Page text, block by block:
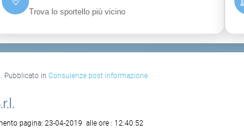
Trova lo sportello più vicino
Pubblicato inConsulenze post informazione
pagina:23-04-2019 alle ore : 12:40:52